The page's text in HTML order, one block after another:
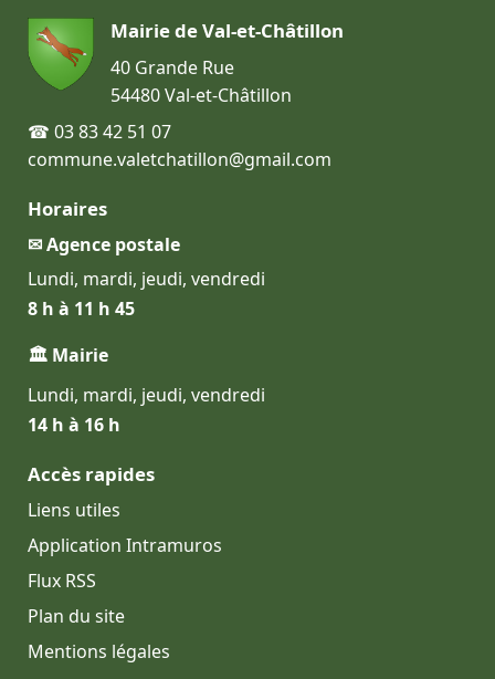
Mairie de Val-et-Châtillon
40 Grande Rue
54480 Val-et-Châtillon
☎ 03 83 42 51 07
commune.valetchatillon@gmail.com
Horaires
✉ Agence postale
Lundi, mardi, jeudi, vendredi
8 h à 11 h 45
🏛 Mairie
Lundi, mardi, jeudi, vendredi
14 h à 16 h
Accès rapides
Liens utiles
Application Intramuros
Flux RSS
Plan du site
Mentions légales